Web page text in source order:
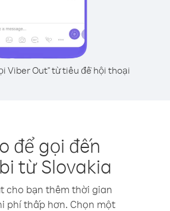
Viber Out" từ tiêu đề hội thoại
để gọi đến
từ Slovakia
cho bạn thêm thời gian
phí thấp hơn. Chọn một